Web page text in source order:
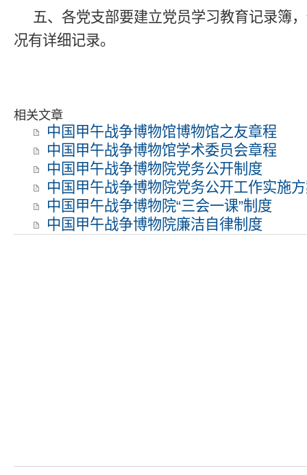
五、各党支部要建立党员学习教育记录簿
况有详细记录。
相关文章
中国甲午战争博物馆博物馆之友章程
中国甲午战争博物馆学术委员会章程
中国甲午战争博物院党务公开制度
中国甲午战争博物院党务公开工作实施
中国甲午战争博物院“三会一课”制度
中国甲午战争博物院廉洁自律制度